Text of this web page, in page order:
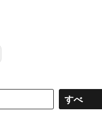
すべ